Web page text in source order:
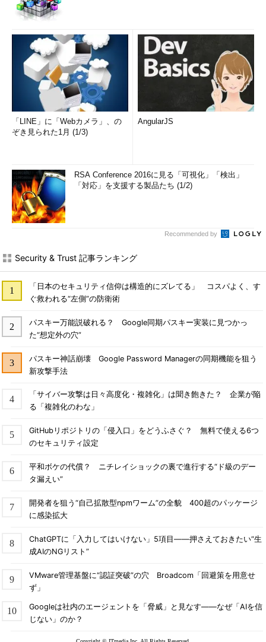
「LINE」に「Webカメラ」、の
ぞき見られた1月 (1/3)
AngularJS
RSA Conference 2016に見る「可視化」「検出」
「対応」を支援する製品たち (1/2)
Recommended by
Security & Trust 記事ランキング
「日本のセキュリティ信仰は構造的にズレてる」 コスパよく、す
ぐ救われる“左側”の防衛術
パスキー万能説破れる？ Google同期パスキー実装に見つかっ
た“想定外の穴”
パスキー神話崩壊 Google Password Managerの同期機能を狙う
新攻撃手法
「サイバー攻撃は日々高度化・複雑化」は聞き飽きた？ 企業が陥
る「複雑化のわな」
GitHubリポジトリの「侵入口」をどうふさぐ？ 無料で使える6つ
のセキュリティ設定
平和ボケの代償？ ニチレイショックの裏で進行する“ド級のデー
タ漏えい”
開発者を狙う“自己拡散型npmワーム”の全貌 400超のパッケージ
に感染拡大
ChatGPTに「入力してはいけない」5項目――押さえておきたい“生
成AIのNGリスト”
VMware管理基盤に“認証突破”の穴 Broadcom「回避策を用意せ
ず」
Googleは社内のエージェントを「脅威」と見なす――なぜ「AIを信
じない」のか？